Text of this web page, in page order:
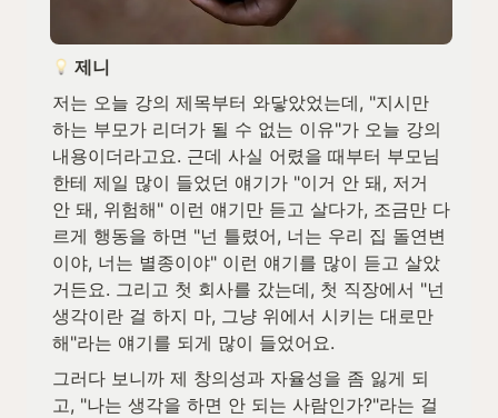
제니
저는 오늘 강의 제목부터 와닿았었는데, "지시만
하는 부모가 리더가 될 수 없는 이유"가 오늘 강의
내용이더라고요. 근데 사실 어렸을 때부터 부모님
한테 제일 많이 들었던 얘기가 "이거 안 돼, 저거
안 돼, 위험해" 이런 얘기만 듣고 살다가, 조금만 다
르게 행동을 하면 "넌 틀렸어, 너는 우리 집 돌연변
이야, 너는 별종이야" 이런 얘기를 많이 듣고 살았
거든요. 그리고 첫 회사를 갔는데, 첫 직장에서 "넌
생각이란 걸 하지 마, 그냥 위에서 시키는 대로만
해"라는 얘기를 되게 많이 들었어요.
그러다 보니까 제 창의성과 자율성을 좀 잃게 되
고, "나는 생각을 하면 안 되는 사람인가?"라는 걸